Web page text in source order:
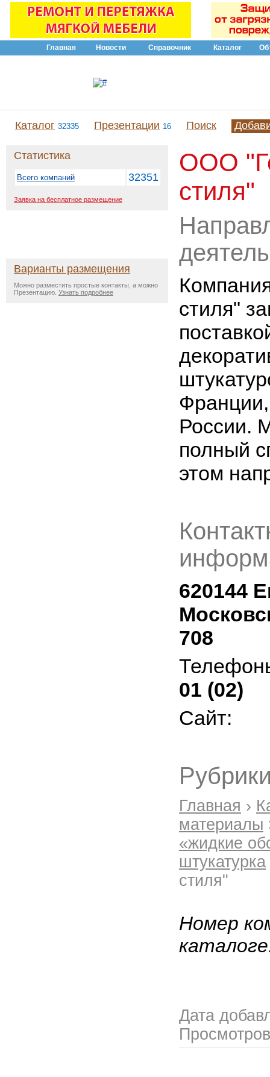
Главная Новости Справочник Каталог
Каталог 32335 Презентации 16 Поиск
Статистика
Всего компаний 32351
Заявка на бесплатное размещение
Варианты размещения
Можно разместить простые контакты, а можно
Презентацию. Узнать подробнее
ООО
стиля"
стиля"
России.
полный
этом
620144
708
01 (02)
Сайт:
Главная ›
материалы
«жидкие
штукатурка
стиля"
Номер
Дата